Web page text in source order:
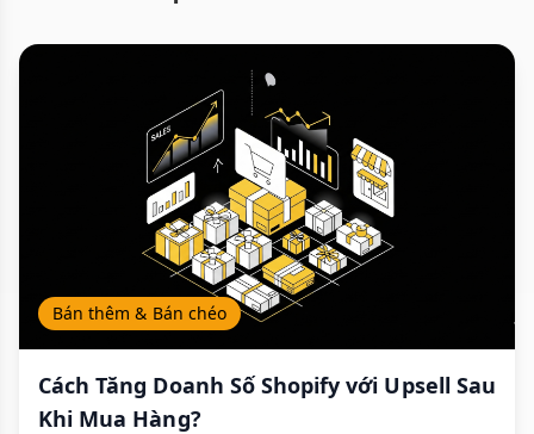
Bán thêm & Bán chéo
Cách Tăng Doanh Số Shopify với Upsell Sau
Khi Mua Hàng?